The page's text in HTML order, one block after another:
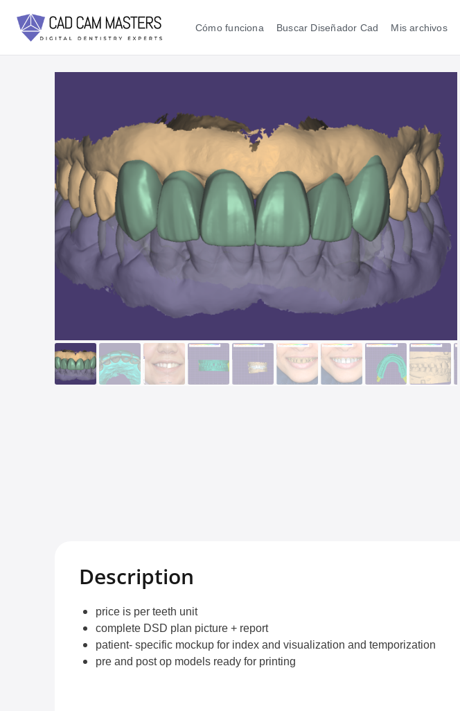
Cómo funciona Buscar Diseñador Cad Mis archivos
Description
price is per teeth unit
complete DSD plan picture + report
patient- specific mockup for index and visualization and temporization
pre and post op models ready for printing